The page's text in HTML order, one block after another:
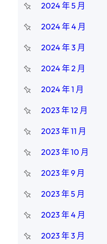
2024 年 5 月
2024 年 4 月
2024 年 3 月
2024 年 2 月
2024 年 1 月
2023 年 12 月
2023 年 11 月
2023 年 10 月
2023 年 9 月
2023 年 5 月
2023 年 4 月
2023 年 3 月